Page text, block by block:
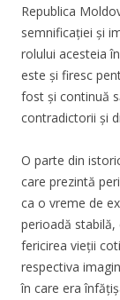
Republica
semnificației și
rolului acesteia
este și firesc
fost și continuă
contradictorii și
O parte din
care prezintă
ca o vreme de
perioadă
fericirea vieții
respectiva
în care era